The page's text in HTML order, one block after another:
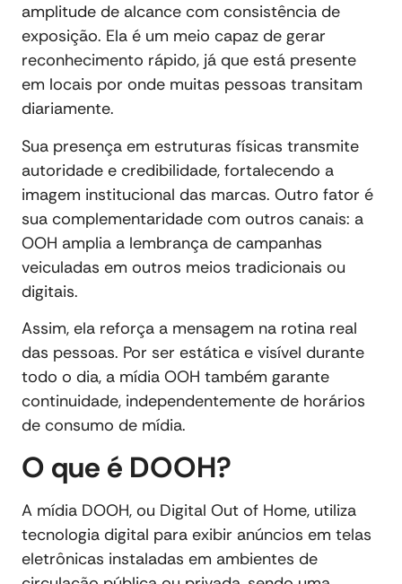
amplitude de alcance com consistência de
exposição. Ela é um meio capaz de gerar
reconhecimento rápido, já que está presente
em locais por onde muitas pessoas transitam
diariamente.
Sua presença em estruturas físicas transmite
autoridade e credibilidade, fortalecendo a
imagem institucional das marcas. Outro fator é
sua complementaridade com outros canais: a
OOH amplia a lembrança de campanhas
veiculadas em outros meios tradicionais ou
digitais.
Assim, ela reforça a mensagem na rotina real
das pessoas. Por ser estática e visível durante
todo o dia, a mídia OOH também garante
continuidade, independentemente de horários
de consumo de mídia.
O que é DOOH?
A mídia DOOH, ou Digital Out of Home, utiliza
tecnologia digital para exibir anúncios em telas
eletrônicas instaladas em ambientes de